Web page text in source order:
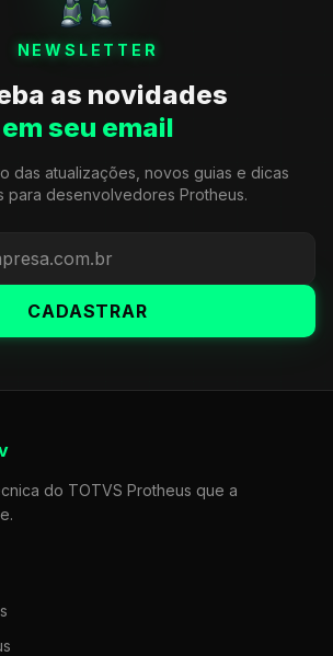
NEWSLETTER
as novidades
em seu email
das atualizações, novos guias e dicas
para desenvolvedores Protheus.
CADASTRAR
do TOTVS Protheus que a